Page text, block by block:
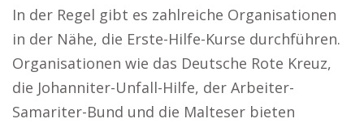
In der Regel gibt es zahlreiche Organisationen
in der Nähe, die Erste-Hilfe-Kurse durchführen.
Organisationen wie das Deutsche Rote Kreuz,
die Johanniter-Unfall-Hilfe, der Arbeiter-
Samariter-Bund und die Malteser bieten